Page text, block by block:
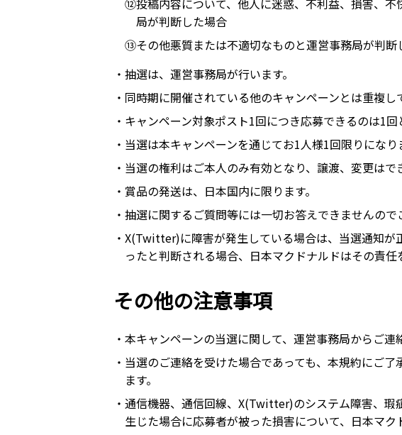
⑫投稿内容について、他人に迷惑、不利益、損害、
局が判断した場合
⑬その他悪質または不適切なものと運営事務局が判断
・抽選は、運営事務局が行います。
・同時期に開催されている他のキャンペーンとは重複し
・キャンペーン対象ポスト1回につき応募できるのは1回
・当選は本キャンペーンを通じてお1人様1回限りになり
・当選の権利はご本人のみ有効となり、譲渡、変更は
・賞品の発送は、日本国内に限ります。
・抽選に関するご質問等には一切お答えできませんので
・X(Twitter)に障害が発生している場合は、当選通知
ったと判断される場合、日本マクドナルドはその責任
その他の注意事項
・本キャンペーンの当選に関して、運営事務局からご連
・当選のご連絡を受けた場合であっても、本規約にご
ます。
・通信機器、通信回線、X(Twitter)のシステム障害、
生じた場合に応募者が被った損害について、日本マク